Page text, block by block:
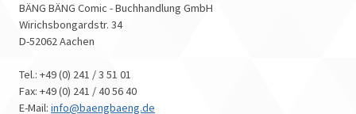
BÄNG BÄNG Comic - Buchhandlung GmbH
Wirichsbongardstr. 34
D-52062 Aachen
Tel.: +49 (0) 241 / 3 51 01
Fax: +49 (0) 241 / 40 56 40
E-Mail: info@baengbaeng.de